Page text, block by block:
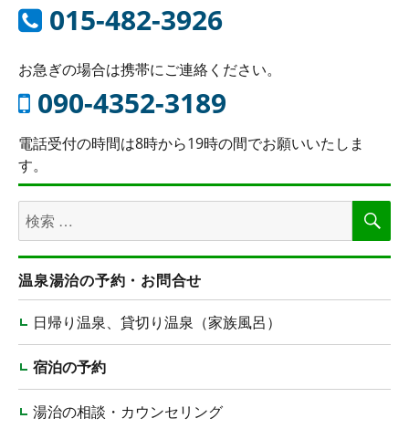
015-482-3926
お急ぎの場合は携帯にご連絡ください。
090-4352-3189
電話受付の時間は8時から19時の間でお願いいたしま
す。
検
索
対
象:
検
温泉湯治の予約・お問合せ
日帰り温泉、貸切り温泉（家族風呂）
宿泊の予約
湯治の相談・カウンセリング